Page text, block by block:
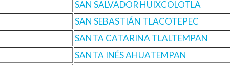
SAN SALVADOR HUIXCOLOTLA
SAN SEBASTIÁN TLACOTEPEC
SANTA CATARINA TLALTEMPAN
SANTA INÉS AHUATEMPAN